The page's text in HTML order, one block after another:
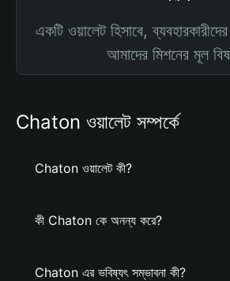
একটি ওয়ালেট হিসাবে,
আমাদের মিশনের মূল
Chaton ওয়ালেট সম্পর্কে
Chaton ওয়ালেট কী?
কী Chaton কে অনন্য করে?
Chaton এর ভবিষ্যৎ সম্ভাবনা কী?